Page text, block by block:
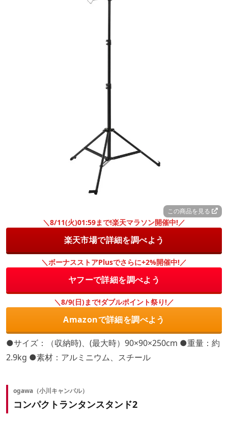
この商品を見る
＼8/11(火)01:59まで!楽天マラソン開催中!／
楽天市場で詳細を調べよう
＼ボーナスストアPlusでさらに+2%開催中!／
ヤフーで詳細を調べよう
＼8/9(日)まで!ダブルポイント祭り!／
Amazonで詳細を調べよう
●サイズ：（収納時)、(最大時）90×90×250cm ●重量：約
2.9kg ●素材：アルミニウム、スチール
ogawa（小川キャンパル）
コンパクトランタンスタンド2